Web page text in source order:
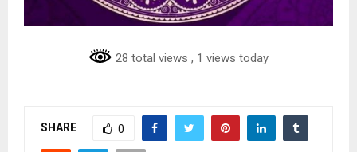
28 total views , 1 views today
SHARE 0